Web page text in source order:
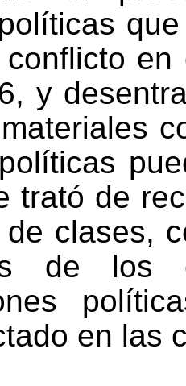
y
trató de
clases,
de los
en las